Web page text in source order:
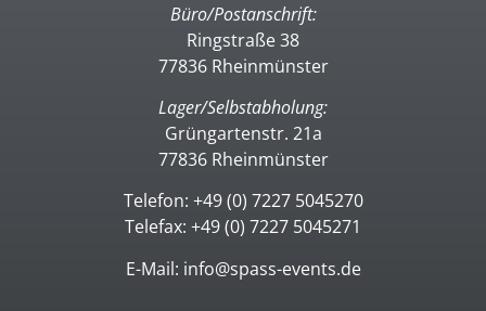
Büro/Postanschrift:
Ringstraße 38
77836 Rheinmünster
Lager/Selbstabholung:
Grüngartenstr. 21a
77836 Rheinmünster
Telefon: +49 (0) 7227 5045270
Telefax: +49 (0) 7227 5045271
E-Mail: info@spass-events.de